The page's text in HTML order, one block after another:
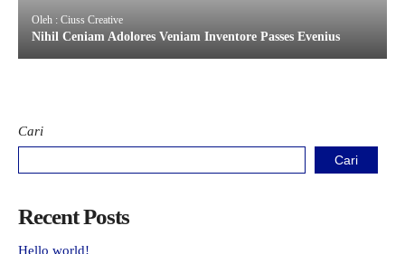
Oleh : Ciuss Creative
Nihil Ceniam Adolores Veniam Inventore Passes Evenius
Cari
Cari
Recent Posts
Hello world!